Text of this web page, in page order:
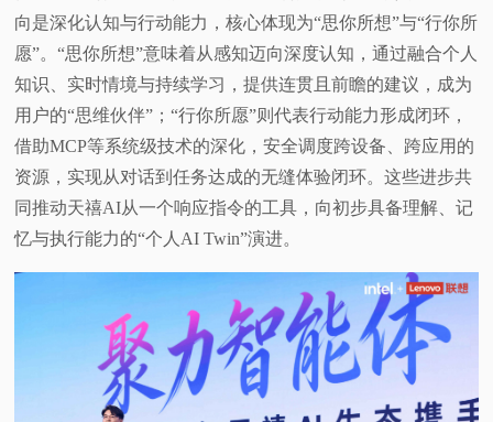
向是深化认知与行动能力，核心体现为“思你所想”与“行你所
愿”。“思你所想”意味着从感知迈向深度认知，通过融合个人
知识、实时情境与持续学习，提供连贯且前瞻的建议，成为
用户的“思维伙伴”；“行你所愿”则代表行动能力形成闭环，
借助MCP等系统级技术的深化，安全调度跨设备、跨应用的
资源，实现从对话到任务达成的无缝体验闭环。这些进步共
同推动天禧AI从一个响应指令的工具，向初步具备理解、记
忆与执行能力的“个人AI Twin”演进。